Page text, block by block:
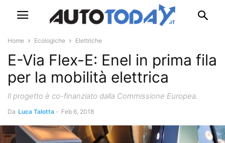
Home Ecologiche Elettriche
E-Via Flex-E: Enel in prima fila
per la mobilità elettrica
Il progetto è co-finanziato dalla Commissione Europea.
Da Luca Talotta - Feb 6, 2018